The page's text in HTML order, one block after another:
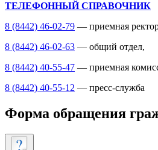
ТЕЛЕФОННЫЙ СПРАВОЧНИК
8 (8442) 46-02-79 — приемная
8 (8442) 46-02-63 — общий отдел,
8 (8442) 40-55-47 — приемная
8 (8442) 40-55-12 — пресс-служба
Форма обращения